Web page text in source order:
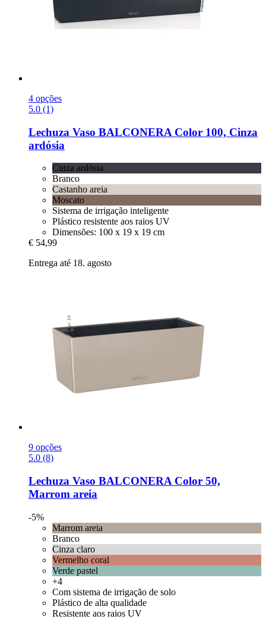
4 opções
5.0 (1)
Lechuza Vaso BALCONERA Color 100, Cinza
ardósia
Cinza ardósia
Branco
Castanho areia
Moscato
Sistema de irrigação inteligente
Plástico resistente aos raios UV
Dimensões: 100 x 19 x 19 cm
€ 54,99
Entrega até 18. agosto
9 opções
5.0 (8)
Lechuza Vaso BALCONERA Color 50,
Marrom areia
-5%
Marrom areia
Branco
Cinza claro
Vermelho coral
Verde pastel
+4
Com sistema de irrigação de solo
Plástico de alta qualidade
Resistente aos raios UV